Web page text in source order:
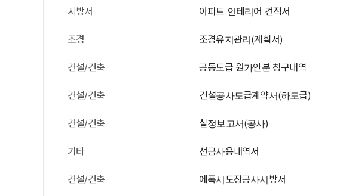
시방서 아파트 인테리어 견적서
조경 조경유지관리(계획서)
건설/건축 공동도급 원가안분 청구내역
건설/건축 건설공사도급계약서(하도급)
건설/건축 실정보고서(공사)
기타 선금사용내역서
건설/건축 에폭시도장공사시방서